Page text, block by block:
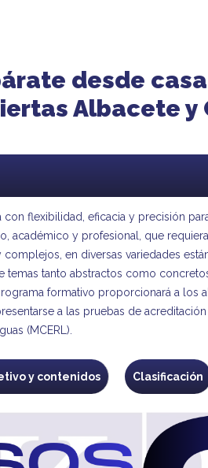
desde
Albacete y
con flexibilidad, eficacia y precisión
académico y profesional, que
en diversas variedades
temas tanto abstractos como
formativo proporcionará a los
a las pruebas de
(MCERL).
y contenidos Clasificación